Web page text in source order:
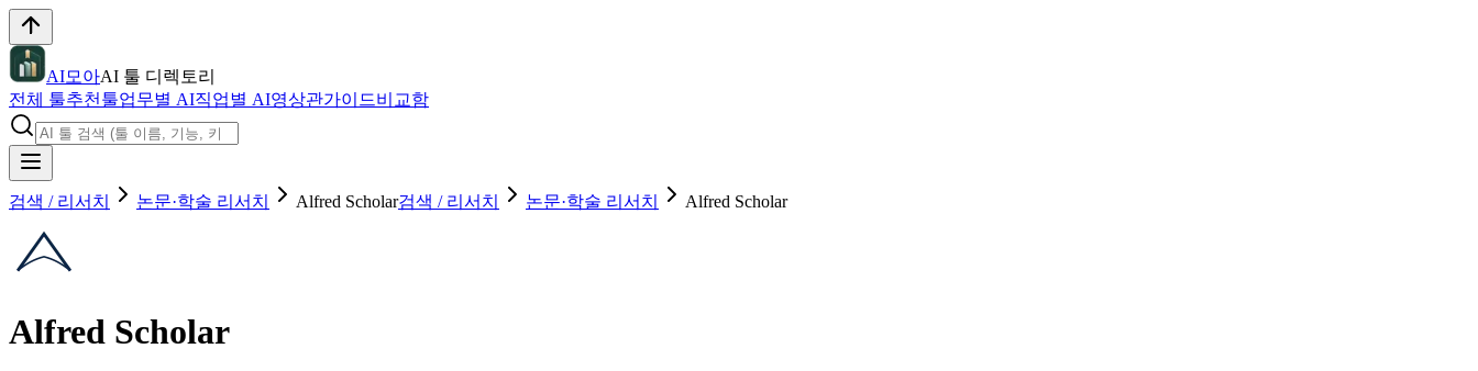
AI모아AI 툴 디렉토리
전체 툴추천툴업무별 AI직업별 AI영상관가이드비교함
검색 / 리서치 논문·학술 리서치 Alfred Scholar검색 / 리서치 논문·학술 리서치 Alfred Scholar
Alfred Scholar